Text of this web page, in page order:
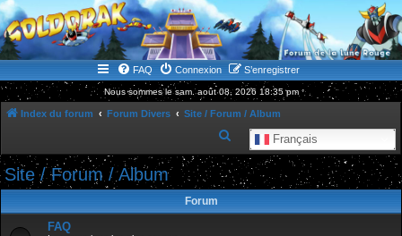
WWW.GOLDORAKGO.COM
le site de la Lune Rouge
FAQ Connexion S’enregistrer
Nous sommes le sam. août 08, 2026 18:35 pm
Index du forum Forum Divers Site / Forum / Album
Français
e
c
Site / Forum / Album
Forum
FAQ